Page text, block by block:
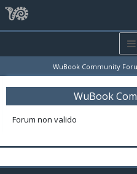
WuBook Community
WuBook
Forum non valido